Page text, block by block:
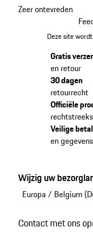
Zeer ontevreden
Deze site
Gratis
en retour
30 dagen
retourrecht
Officiële
Veilige
en
Wijzig uw
Europa / Belgium
Contact met ons